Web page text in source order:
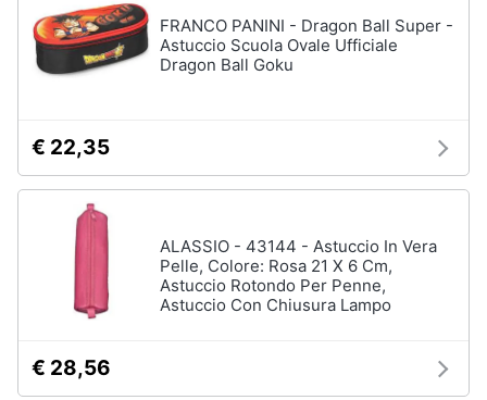
FRANCO PANINI - Dragon Ball Super -
Astuccio Scuola Ovale Ufficiale
Dragon Ball Goku
€ 22,35
ALASSIO - 43144 - Astuccio In Vera
Pelle, Colore: Rosa 21 X 6 Cm,
Astuccio Rotondo Per Penne,
Astuccio Con Chiusura Lampo
€ 28,56